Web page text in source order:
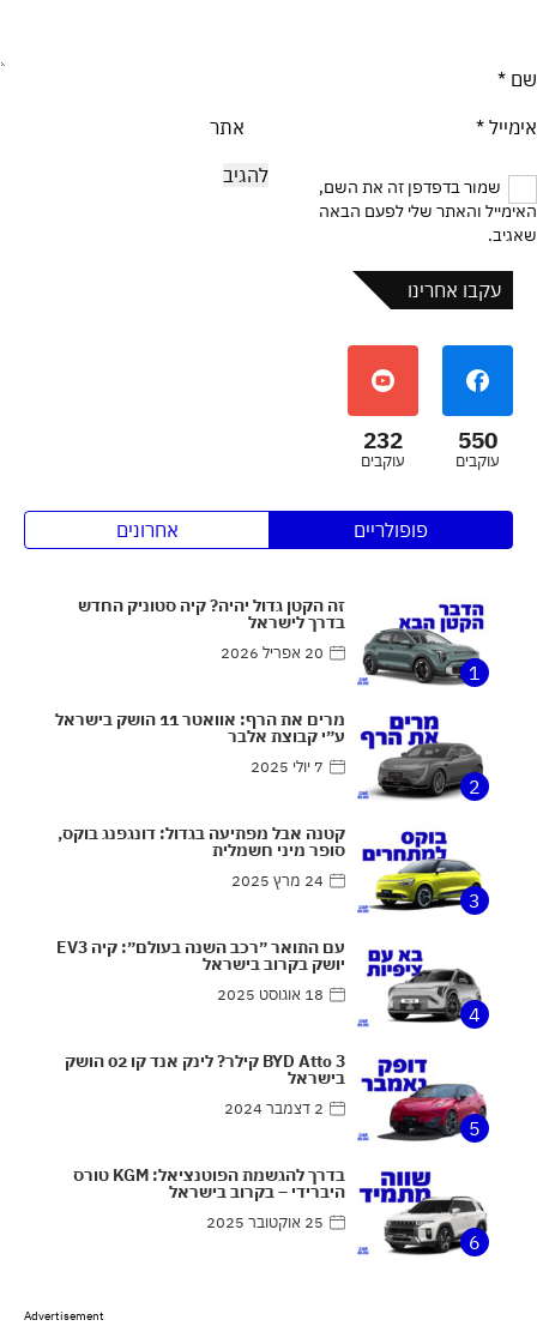
שם *
אימייל * אתר
שמור בדפדפן זה את השם,
האימייל והאתר שלי לפעם הבאה
שאגיב.
עקבו אחרינו
550
עוקבים
232
עוקבים
פופולריים אחרונים
1
זה הקטן גדול יהיה? קיה סטוניק החדש
בדרך לישראל
20 אפריל 2026
2
מרים את הרף: אוואטר 11 הושק בישראל
ע״י קבוצת אלבר
7 יולי 2025
3
קטנה אבל מפתיעה בגדול: דונגפנג בוקס,
סופר מיני חשמלית
24 מרץ 2025
4
עם התואר ״רכב השנה בעולם״: קיה EV3
יושק בקרוב בישראל
18 אוגוסט 2025
5
BYD Atto 3 קילר? לינק אנד קו 02 הושק
בישראל
2 דצמבר 2024
6
בדרך להגשמת הפוטנציאל: KGM טורס
היברידי – בקרוב בישראל
25 אוקטובר 2025
Advertisement